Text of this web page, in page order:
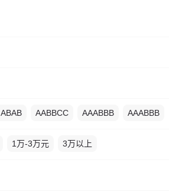
ABAB AABBCC AAABBB AAABBB
1万-3万元 3万以上